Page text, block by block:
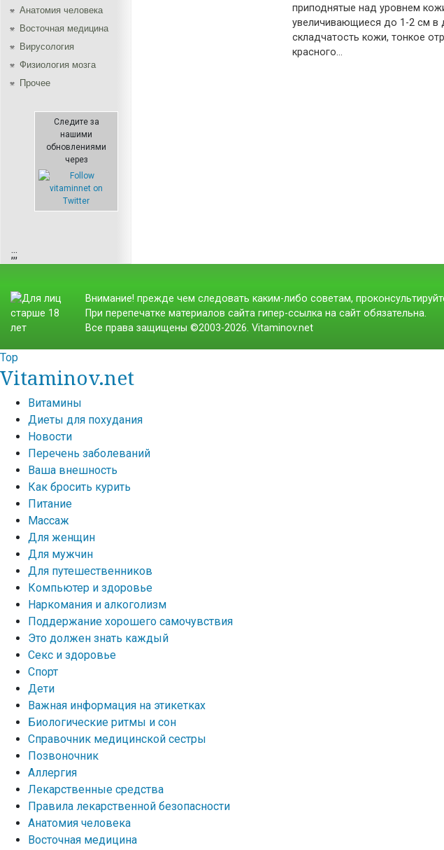
Aнатомия человека
Восточная медицина
Вирусология
Физиология мозга
Прочее
Следите за
нашими
обновлениями
через
;;;
приподнятые над уровнем
увеличивающиеся до 1-2 см в
складчатость кожи, тонкое
красного…
Внимание! прежде чем следовать каким-либо советам,
При перепечатке материалов сайта гипер-ссылка на сайт обязательна.
Все права защищены ©2003-2026. Vitaminov.net
Top
Vitaminov.net
Витамины
Диеты для похудания
Новости
Перечень заболеваний
Ваша внешность
Как бросить курить
Питание
Массаж
Для женщин
Для мужчин
Для путешественников
Компьютер и здоровье
Наркомания и алкоголизм
Поддержание хорошего самочувствия
Это должен знать каждый
Секс и здоровье
Спорт
Дети
Важная информация на этикетках
Биологические ритмы и сон
Справочник медицинской сестры
Позвоночник
Аллергия
Лекарственные средства
Правила лекарственной безопасности
Aнатомия человека
Восточная медицина